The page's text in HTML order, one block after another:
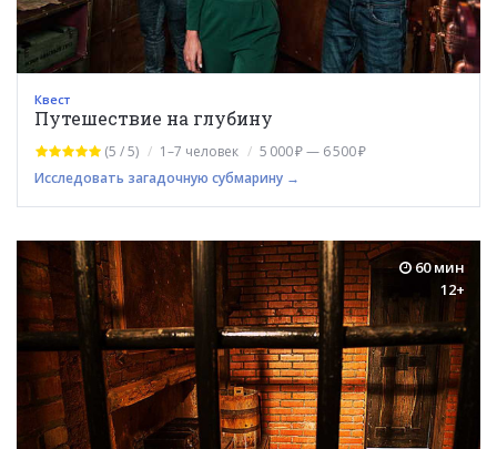
Квест
Путешествие на глубину
(5 / 5) 1–7 человек
5 000 ₽ — 6 500 ₽
Исследовать загадочную субмарину →
60 мин
12+